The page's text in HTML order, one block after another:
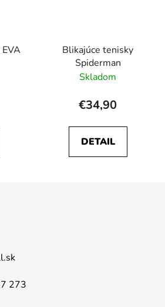
Blikajúce tenisky
Spiderman
Skladom
€34,90
DETAIL
273